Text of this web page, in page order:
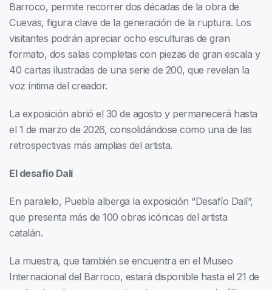
Barroco, permite recorrer dos décadas de la obra de
Cuevas, figura clave de la generación de la ruptura. Los
visitantes podrán apreciar ocho esculturas de gran
formato, dos salas completas con piezas de gran escala y
40 cartas ilustradas de una serie de 200, que revelan la
voz íntima del creador.
La exposición abrió el 30 de agosto y permanecerá hasta
el 1 de marzo de 2026, consolidándose como una de las
retrospectivas más amplias del artista.
El desafío Dalí
En paralelo, Puebla alberga la exposición “Desafío Dalí”,
que presenta más de 100 obras icónicas del artista
catalán.
La muestra, que también se encuentra en el Museo
Internacional del Barroco, estará disponible hasta el 21 de